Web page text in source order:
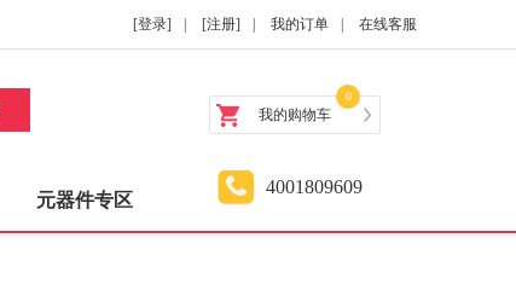
[登录] [注册] 我的订单 在线客服
我的购物车
0
元器件专区
4001809609